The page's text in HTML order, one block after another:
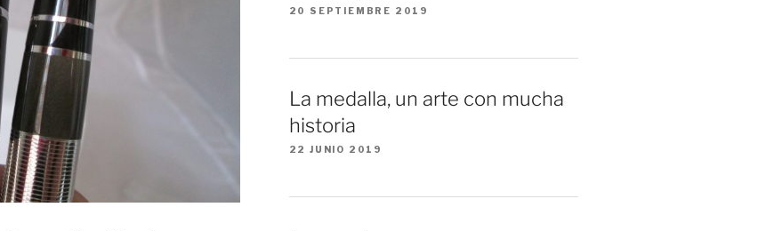
20 SEPTIEMBRE 2019
La medalla, un arte con mucha
historia
22 JUNIO 2019